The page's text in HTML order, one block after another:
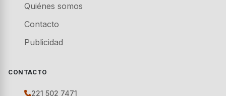
Quiénes somos
Contacto
Publicidad
CONTACTO
221 502 7471